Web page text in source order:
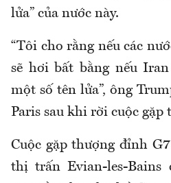
lửa” của nước này.
“Tôi cho rằng nếu các
sẽ hơi bất bằng nếu
một số tên lửa”, ông
Paris sau khi rời cuộc gặp
Cuộc gặp thượng đỉnh
thị trấn Evian-les-Bains